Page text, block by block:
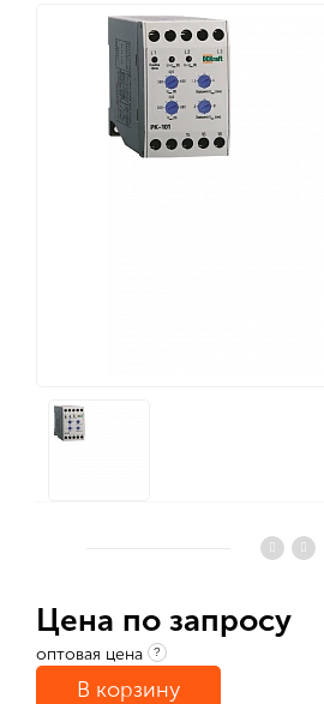
Цена по запросу
оптовая цена ?
В корзину